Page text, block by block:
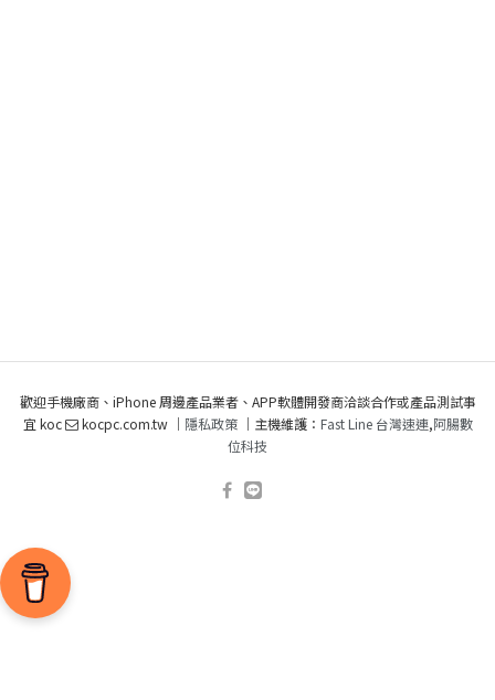
歡迎手機廠商、iPhone 周邊產品業者、APP軟體開發商洽談合作或產品測試事
宜 koc
kocpc.com.tw ｜ 隱私政策｜主機維護： Fast Line 台灣速連,阿腸數
位科技